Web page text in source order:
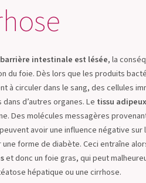
barrière intestinale est lésée, la
du foie. Dès lors que les produits
à circuler dans le sang, des cellules
d’autres organes. Le tissu adipeux
Des molécules messagères
avoir une influence négative sur
forme de diabète. Ceci entraîne
et donc un foie gras, qui peut
hépatique ou une cirrhose.